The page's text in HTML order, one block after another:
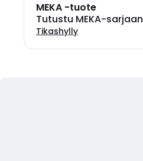
MEKA -tuote
Tutustu MEKA-sarjaan
Tikashylly